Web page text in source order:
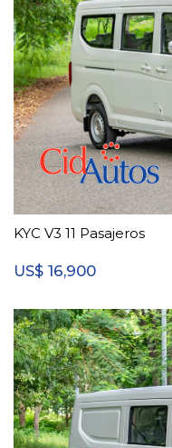
KYC V3 11 Pasajeros
US$ 16,900